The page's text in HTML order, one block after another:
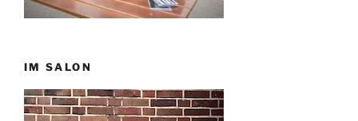
IM SALON